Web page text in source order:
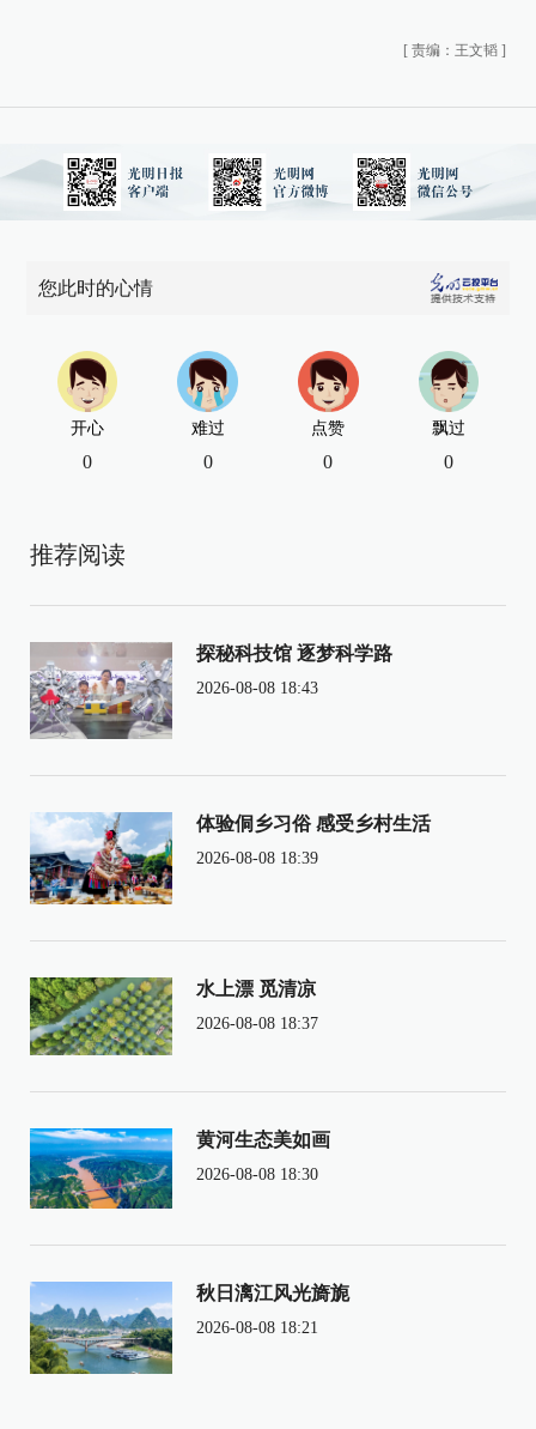
[ 责编：王文韬 ]
您此时的心情
开心
0
难过
0
点赞
0
飘过
0
推荐阅读
探秘科技馆 逐梦科学路
2026-08-08 18:43
体验侗乡习俗 感受乡村生活
2026-08-08 18:39
水上漂 觅清凉
2026-08-08 18:37
黄河生态美如画
2026-08-08 18:30
秋日漓江风光旖旎
2026-08-08 18:21